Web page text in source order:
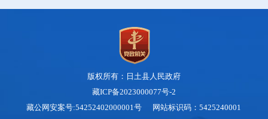
版权所有：日土县人民政府
藏ICP备2023000077号-2
藏公网安案号:54252402000001号 网站标识码：5425240001